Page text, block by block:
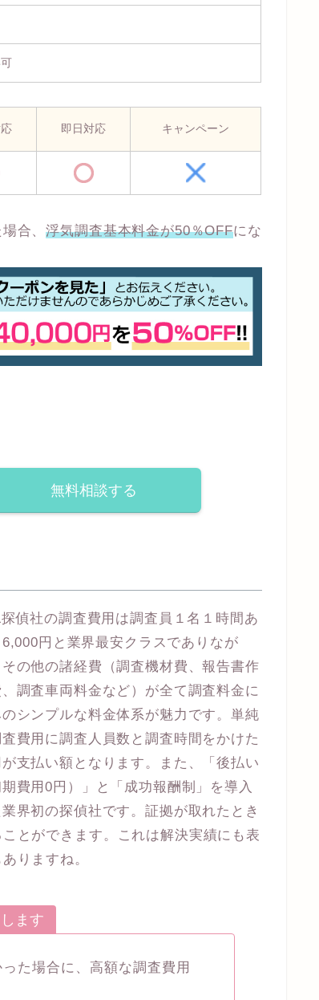
即日対応 キャンペーン
合、浮気調査基本料金が50％OFFにな
無料相談する
偵社の調査費用は調査員１名１時間あ
円と業界最安クラスでありなが
その他の諸経費（調査機材費、報告書作
調査車両料金など）が全て調査料金に
シンプルな料金体系が魅力です。単純
費用に調査人員数と調査時間をかけた
支払い額となります。また、「後払い
期費用0円）」と「成功報酬制」を導入
業界初の探偵社です。証拠が取れたとき
とができます。これは解決実績にも表
りますね。
ます
た場合に、高額な調査費用